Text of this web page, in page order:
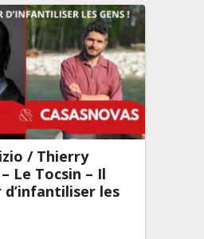
/ Thierry
Le Tocsin – Il
les